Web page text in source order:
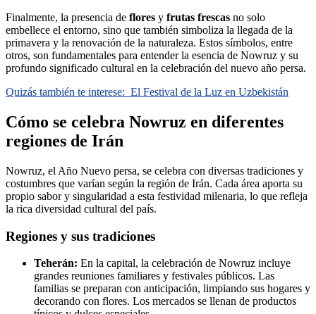
Finalmente, la presencia de flores y frutas frescas no solo
embellece el entorno, sino que también simboliza la llegada de la
primavera y la renovación de la naturaleza. Estos símbolos, entre
otros, son fundamentales para entender la esencia de Nowruz y su
profundo significado cultural en la celebración del nuevo año persa.
Quizás también te interese: El Festival de la Luz en Uzbekistán
Cómo se celebra Nowruz en diferentes
regiones de Irán
Nowruz, el Año Nuevo persa, se celebra con diversas tradiciones y
costumbres que varían según la región de Irán. Cada área aporta su
propio sabor y singularidad a esta festividad milenaria, lo que refleja
la rica diversidad cultural del país.
Regiones y sus tradiciones
Teherán: En la capital, la celebración de Nowruz incluye
grandes reuniones familiares y festivales públicos. Las
familias se preparan con anticipación, limpiando sus hogares y
decorando con flores. Los mercados se llenan de productos